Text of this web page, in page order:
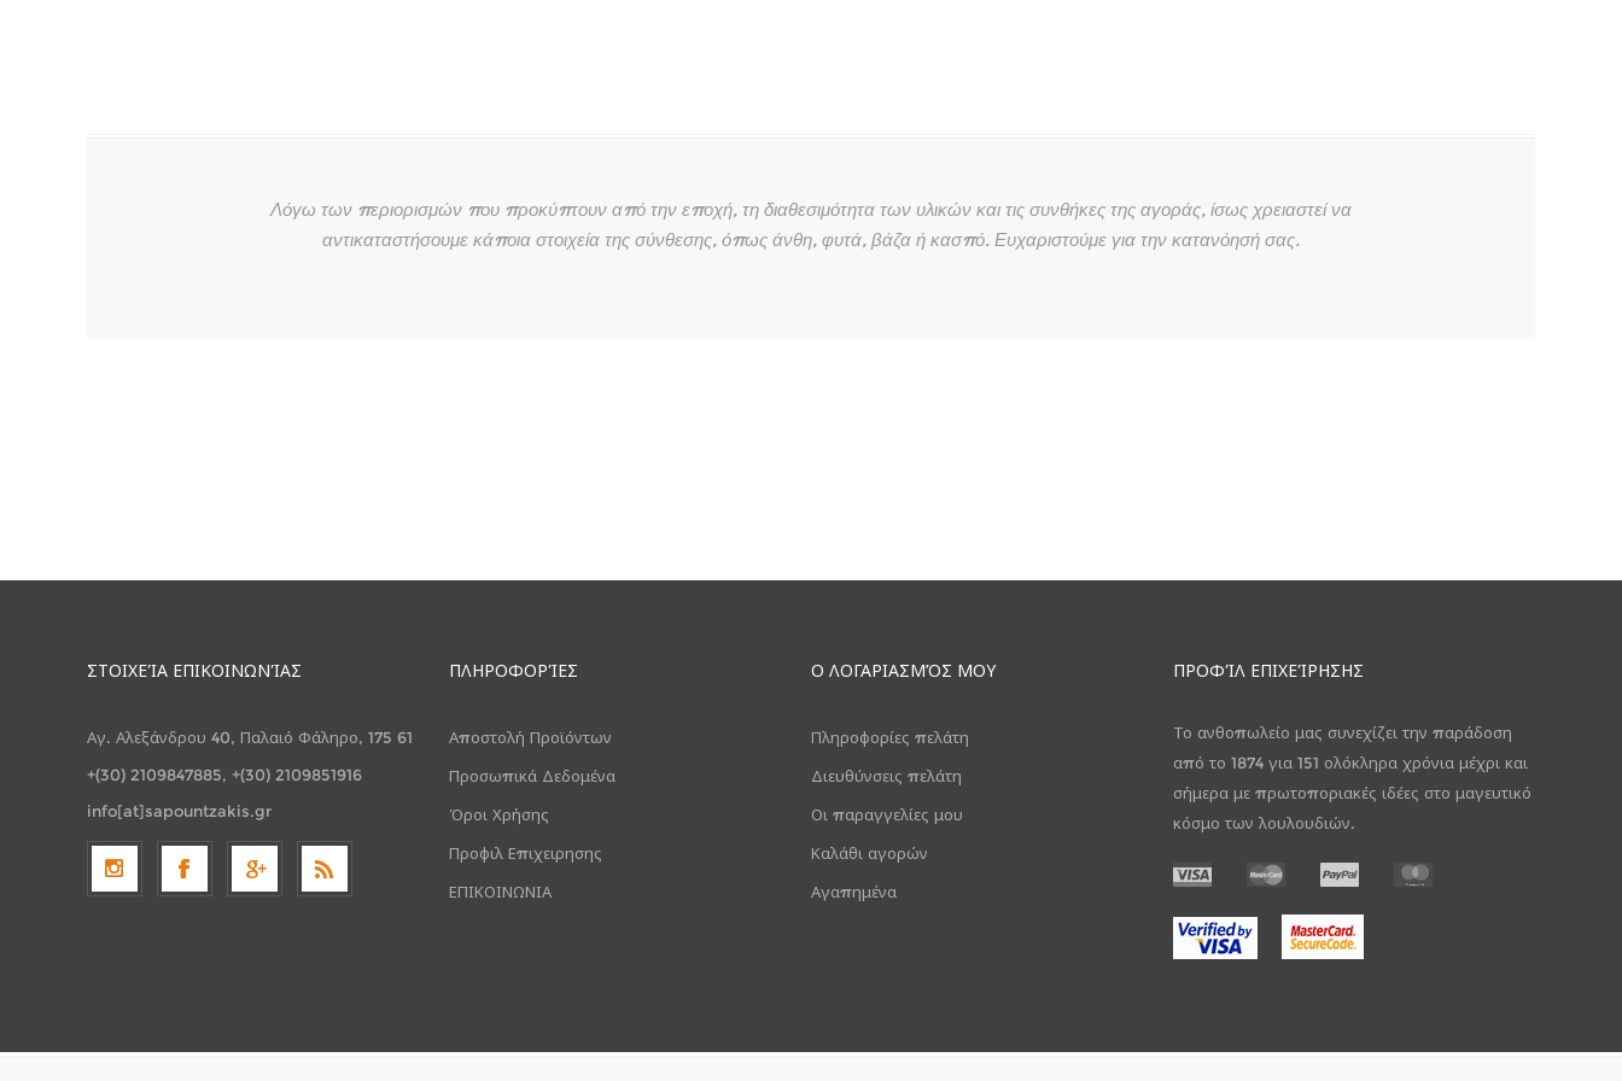
Λόγω των περιορισμών που προκύπτουν από την εποχή, τη διαθεσιμότητα των υλικών και τις συνθήκες της αγοράς, ίσως χρειαστεί να
αντικαταστήσουμε κάποια στοιχεία της σύνθεσης, όπως άνθη, φυτά, βάζα ή κασπό. Ευχαριστούμε για την κατανόησή σας.
ΣΤΟΙΧΕΊΑ ΕΠΙΚΟΙΝΩΝΊΑΣ
Αγ. Αλεξάνδρου 40, Παλαιό Φάληρο, 175 61
+(30) 2109847885, +(30) 2109851916
info[at]sapountzakis.gr
ΠΛΗΡΟΦΟΡΊΕΣ
Αποστολή Προϊόντων
Προσωπικά Δεδομένα
Όροι Χρήσης
Προφιλ Επιχειρησης
ΕΠΙΚΟΙΝΩΝΙΑ
Ο ΛΟΓΑΡΙΑΣΜΌΣ ΜΟΥ
Πληροφορίες πελάτη
Διευθύνσεις πελάτη
Οι παραγγελίες μου
Καλάθι αγορών
Αγαπημένα
ΠΡΟΦΊΛ ΕΠΙΧΕΊΡΗΣΗΣ
Το ανθοπωλείο μας συνεχίζει την παράδοση
από το 1874 για 151 ολόκληρα χρόνια μέχρι και
σήμερα με πρωτοποριακές ιδέες στο μαγευτικό
κόσμο των λουλουδιών.